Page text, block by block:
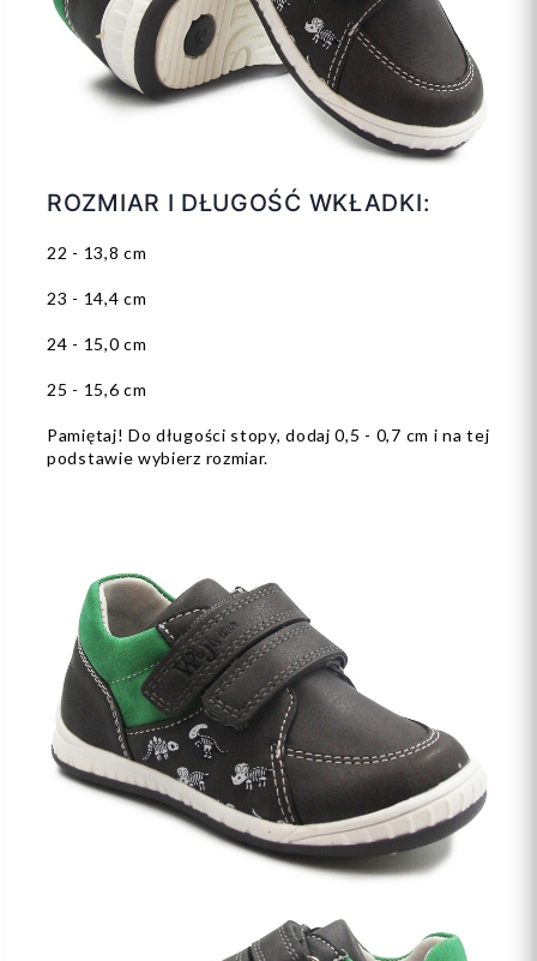
ROZMIAR I DŁUGOŚĆ WKŁADKI:
22 - 13,8 cm
23 - 14,4 cm
24 - 15,0 cm
25 - 15,6 cm
Pamiętaj! Do długości stopy, dodaj 0,5 - 0,7 cm i na tej
podstawie wybierz rozmiar.